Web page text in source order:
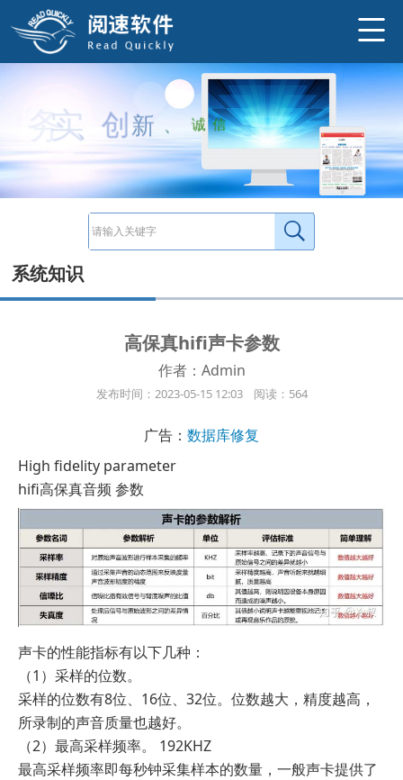
务
实
、 创新、诚 信
系统知识
高保真hifi声卡参数
作者：Admin
发布时间：2023-05-15 12:03 阅读：564
广告： 数据库修复
High fidelity parameter
hifi高保真音频 参数
声卡的性能指标有以下几种：
（1）采样的位数。
采样的位数有8位、16位、32位。位数越大，精度越高，
所录制的声音质量也越好。
（2）最高采样频率。 192KHZ
最高采样频率即每秒钟采集样本的数量，一般声卡提供了